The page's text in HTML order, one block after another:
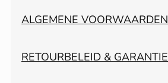
ALGEMENE VOORWAARDEN
RETOURBELEID & GARANTIE